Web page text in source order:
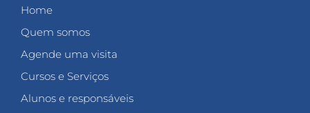
Home
Quem somos
Agende uma visita
Cursos e Serviços
Alunos e responsáveis